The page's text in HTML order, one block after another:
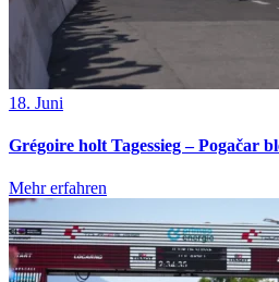
18. Juni
Grégoire holt Tagessieg – Pogačar
Mehr erfahren